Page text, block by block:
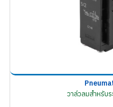
วาล์วลมสำหรับ